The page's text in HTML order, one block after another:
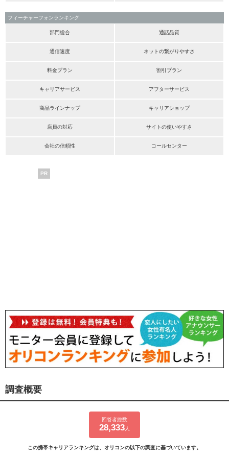
フィーチャーフォンランキング
部門総合 通話品質
通信速度 ネットの繋がりやすさ
料金プラン 割引プラン
キャリアサービス アフターサービス
商品ラインナップ キャリアショップ
店員の対応 サイトの使いやすさ
会社の信頼性 コールセンター
PR
調査概要
回答者総数
28,333 人
この携帯キャリアランキングは、オリコンの以下の調査に基づいています。